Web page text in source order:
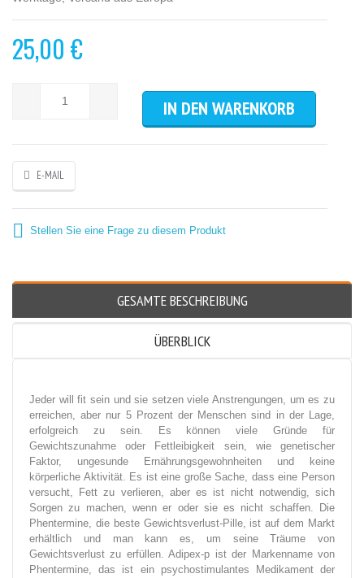
25,00 €
E-MAIL
Stellen Sie eine Frage zu diesem Produkt
GESAMTE BESCHREIBUNG
ÜBERBLICK
Jeder will fit sein und sie setzen viele Anstrengungen, um es zu
erreichen, aber nur 5 Prozent der Menschen sind in der Lage,
erfolgreich zu sein. Es können viele Gründe für
Gewichtszunahme oder Fettleibigkeit sein, wie genetischer
Faktor, ungesunde Ernährungsgewohnheiten und keine
körperliche Aktivität. Es ist eine große Sache, dass eine Person
versucht, Fett zu verlieren, aber es ist nicht notwendig, sich
Sorgen zu machen, wenn er oder sie es nicht schaffen. Die
Phentermine, die beste Gewichtsverlust-Pille, ist auf dem Markt
erhältlich und man kann es, um seine Träume von
Gewichtsverlust zu erfüllen. Adipex-p ist der Markenname von
Phentermine, das ist ein psychostimulantes Medikament der